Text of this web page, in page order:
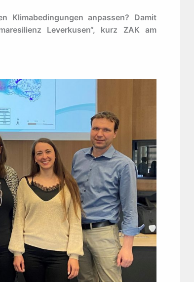
Klimabedingungen anpassen? Damit
Leverkusen“, kurz ZAK am